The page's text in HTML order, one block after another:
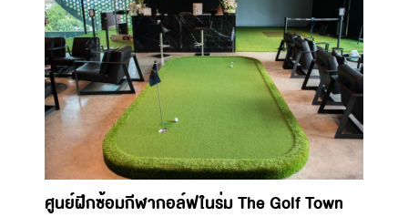
ศูนย์ฝึกซ้อมกีฬากอล์ฟในร่ม The Golf Town